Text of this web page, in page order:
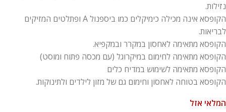
נזילות.
הקופסא אינה מכילה כימיקלים כמו ביספנול A ופתלטים המזיקים
לבריאות.
הקופסא מתאימה לאחסון במקרר ובמקפיא.
הקופסא מתאימה לחימום במיקרוגל (עם מכסה פתוח ומוסט)
הקופסא מתאימה לשימוש במדיח כלים
הקופסא בטוחה לאחסון וחימום גם של מזון לילדים ולתינוקות.
המלאי אזל